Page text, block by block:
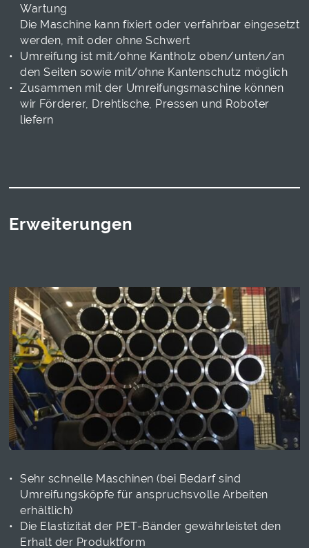
Wartung
Die Maschine kann fixiert oder verfahrbar eingesetzt
werden, mit oder ohne Schwert
Umreifung ist mit/ohne Kantholz oben/unten/an
den Seiten sowie mit/ohne Kantenschutz möglich
Zusammen mit der Umreifungsmaschine können
wir Förderer, Drehtische, Pressen und Roboter
liefern
Erweiterungen
Sehr schnelle Maschinen (bei Bedarf sind
Umreifungsköpfe für anspruchsvolle Arbeiten
erhältlich)
Die Elastizität der PET-Bänder gewährleistet den
Erhalt der Produktform